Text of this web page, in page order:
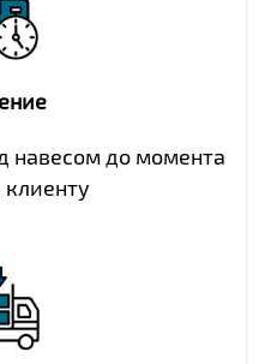
навесом до момента